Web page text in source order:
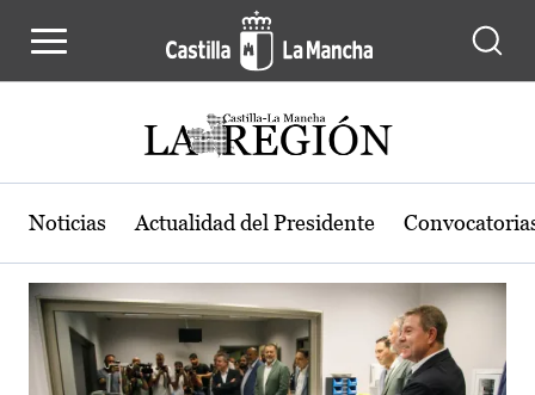
Actualidad de la región de Castilla-
Noticias Actualidad del Presidente